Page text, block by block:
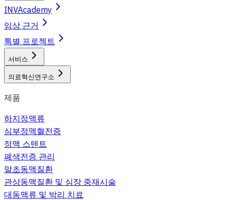
INVAcademy
임상 근거
특별 프로젝트
서비스
의료혁신연구소
제품
하지정맥류
심부정맥혈전증
정맥 스텐트
폐색전증 관리
말초동맥질환
관상동맥질환 및 심장 중재시술
대동맥류 및 박리 치료